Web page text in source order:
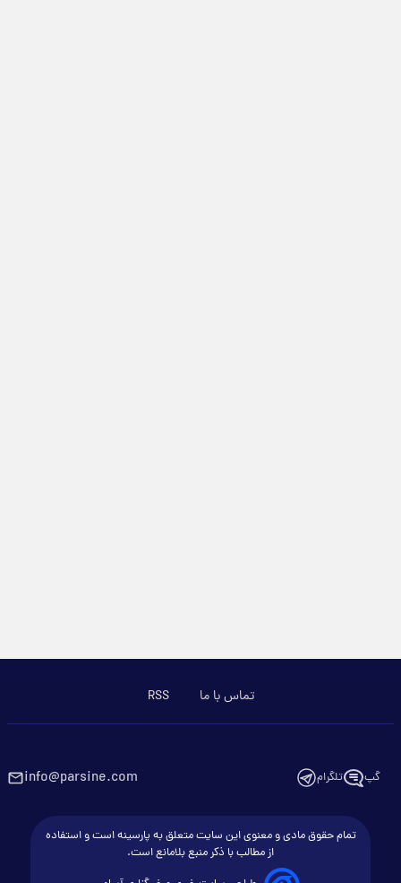
تماس با ما RSS
گپ تلگرام info@parsine.com
تمام حقوق مادی و معنوی این سایت متعلق به پارسینه است و استفاده
از مطالب با ذکر منبع بلامانع است.